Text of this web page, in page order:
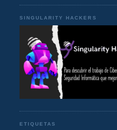
SINGULARITY HACKERS
ETIQUETAS